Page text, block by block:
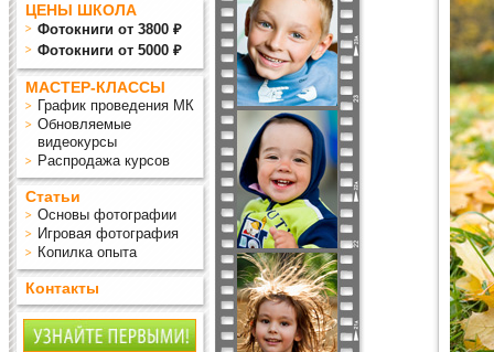
ЦЕНЫ ШКОЛА
Фотокниги от 3800 ₽
Фотокниги от 5000 ₽
МАСТЕР-КЛАССЫ
График проведения МК
Обновляемые
видеокурсы
Распродажа курсов
Статьи
Основы фотографии
Игровая фотография
Копилка опыта
Контакты